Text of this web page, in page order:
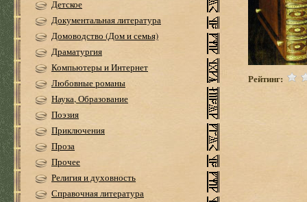
Детское
Документальная литература
Домоводство (Дом и семья)
Драматургия
Компьютеры и Интернет
Любовные романы
Наука, Образование
Поэзия
Приключения
Проза
Прочее
Религия и духовность
Справочная литература
Рейтинг: